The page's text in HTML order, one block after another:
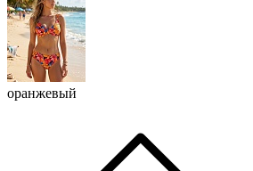
оранжевый